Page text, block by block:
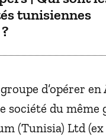
tunisiennes
d’opérer
société du même
(Tunisia) Ltd